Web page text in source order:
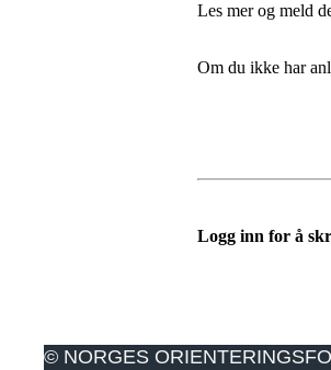
Les mer og meld
Om du ikke har
Logg inn for å
© NORGES